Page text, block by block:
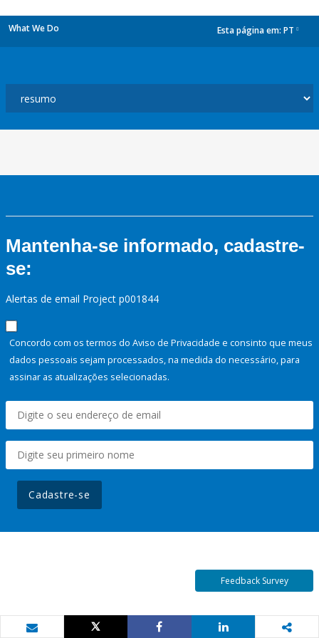
What We Do Esta página em: PT
Mantenha-se informado, cadastre-
se:
Alertas de email Project p001844
Concordo com os termos do Aviso de Privacidade e consinto que meus
dados pessoais sejam processados, na medida do necessário, para
assinar as atualizações selecionadas.
Cadastre-se
Feedback Survey